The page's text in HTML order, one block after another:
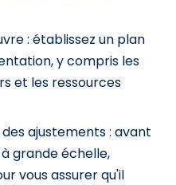
: établissez un plan
y compris les
et les ressources
ajustements : avant
grande échelle,
vous assurer qu'il